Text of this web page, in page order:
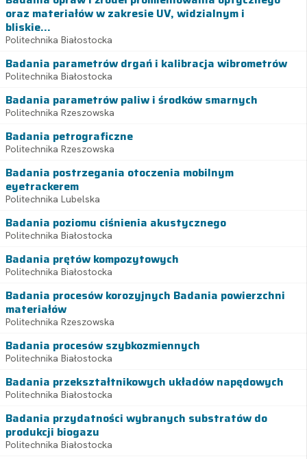
oraz materiałów w zakresie UV, widzialnym i
bliskie...
Politechnika Białostocka
Badania parametrów drgań i kalibracja wibrometrów
Politechnika Białostocka
Badania parametrów paliw i środków smarnych
Politechnika Rzeszowska
Badania petrograficzne
Politechnika Rzeszowska
Badania postrzegania otoczenia mobilnym
eyetrackerem
Politechnika Lubelska
Badania poziomu ciśnienia akustycznego
Politechnika Białostocka
Badania prętów kompozytowych
Politechnika Białostocka
Badania procesów korozyjnych Badania powierzchni
materiałów
Politechnika Rzeszowska
Badania procesów szybkozmiennych
Politechnika Białostocka
Badania przekształtnikowych układów napędowych
Politechnika Białostocka
Badania przydatności wybranych substratów do
produkcji biogazu
Politechnika Białostocka